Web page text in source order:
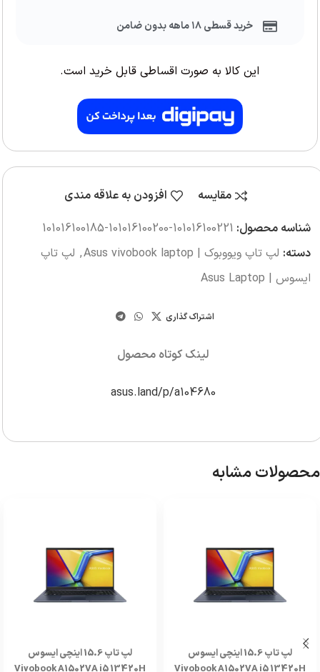
خرید قسطی ۱۸ ماهه بدون ضامن
این کالا به صورت اقساطی قابل خرید است.
مقایسه
افزودن به علاقه مندی
شناسه محصول: ‎101016100185-101016100200-101016100221
دسته: لپ تاپ ویووبوک | Asus vivobook laptop , لپ تاپ
ایسوس | Asus Laptop
اشتراک گذاری
لینک کوتاه محصول
asus.land/p/a104680
محصولات مشابه
لپ تاپ 15.6 اینچی ایسوس
لپ تاپ 15.6 اینچی ایسوس